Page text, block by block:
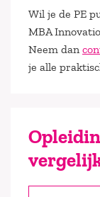
Wil je de PE
MBA
Neem dan
je alle